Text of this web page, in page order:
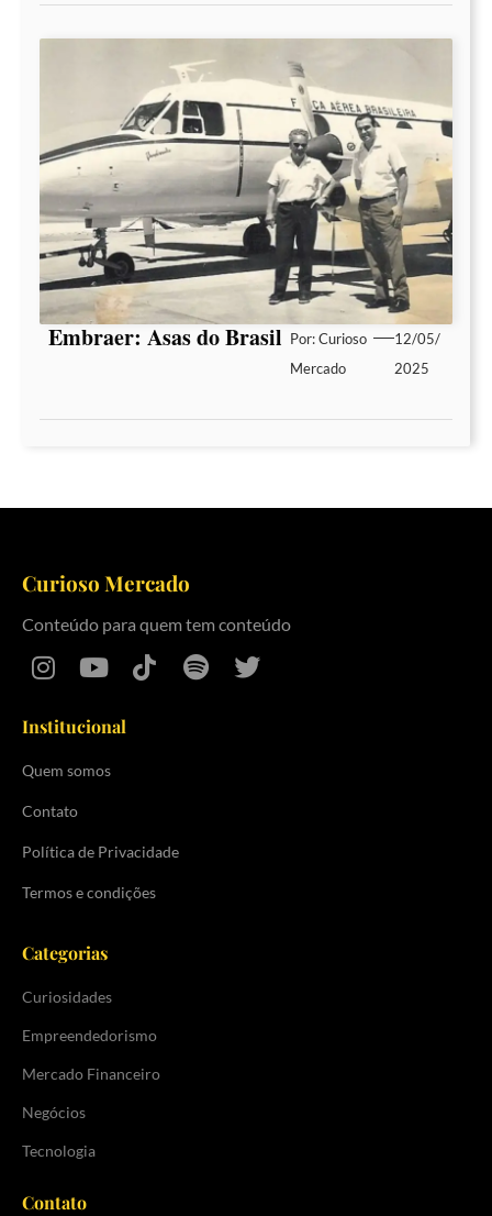
Embraer: Asas do Brasil Por:Curioso
Mercado
12/05/
2025
Curioso Mercado
Conteúdo para quem tem conteúdo
Institucional
Quem somos
Contato
Política de Privacidade
Termos e condições
Categorias
Curiosidades
Empreendedorismo
Mercado Financeiro
Negócios
Tecnologia
Contato